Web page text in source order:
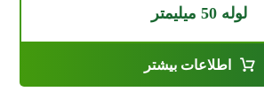
لوله 50 میلیمتر
اطلاعات بیشتر